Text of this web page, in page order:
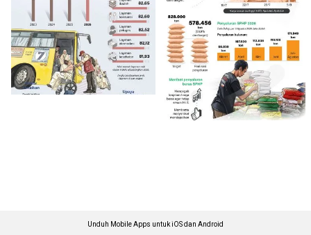
Unduh Mobile Apps untuk iOS dan Android